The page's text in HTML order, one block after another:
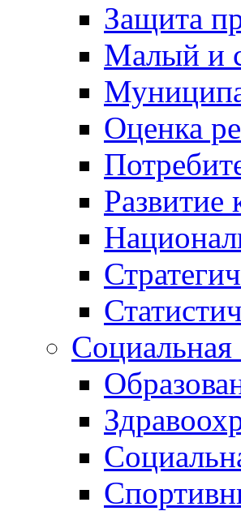
Защита
Малый и
Оценка
Развитие
Социальная